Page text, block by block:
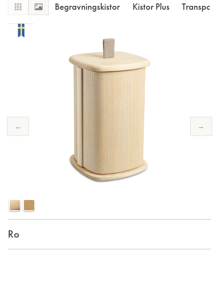
Begravningskistor Kistor Plus
←
Ro
→